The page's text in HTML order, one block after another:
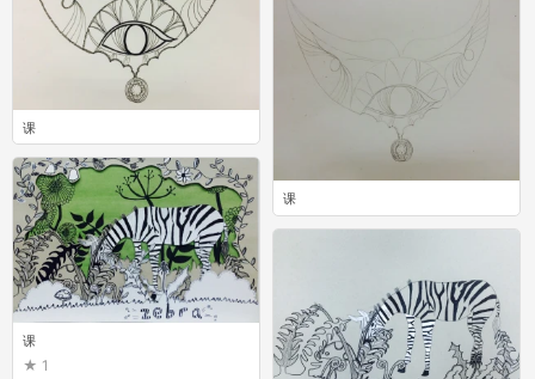
课
课
0
课
1